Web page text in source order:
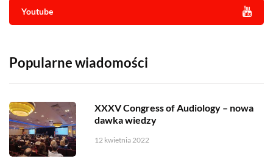
Youtube
Popularne wiadomości
XXXV Congress of Audiology – nowa
dawka wiedzy
12 kwietnia 2022